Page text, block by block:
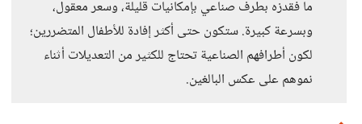
ما فقدزه بطرف صناعي بإمكانيات قليلة، وسعر معقول،
وبسرعة كبيرة. ستكون حتى أكثر إفادة للأطفال المتضررين؛
لكون أطرافهم الصناعية تحتاج للكثير من التعديلات أثناء
نموهم على عكس البالغين.